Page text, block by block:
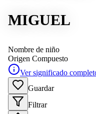
MIGUEL
Nombre de niño
Origen Compuesto
Ver significado
Guardar
Filtrar